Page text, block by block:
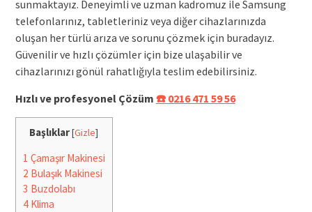
sunmaktayız. Deneyimli ve uzman kadromuz ile Samsung
telefonlarınız, tabletleriniz veya diğer cihazlarınızda
oluşan her türlü arıza ve sorunu çözmek için buradayız.
Güvenilir ve hızlı çözümler için bize ulaşabilir ve
cihazlarınızı gönül rahatlığıyla teslim edebilirsiniz.
Hızlı ve profesyonel Çözüm ☎️ 0216 471 59 56
Başlıklar[Gizle]
1 Çamaşır Makinesi
2 Bulaşık Makinesi
3 Buzdolabı
4Klima